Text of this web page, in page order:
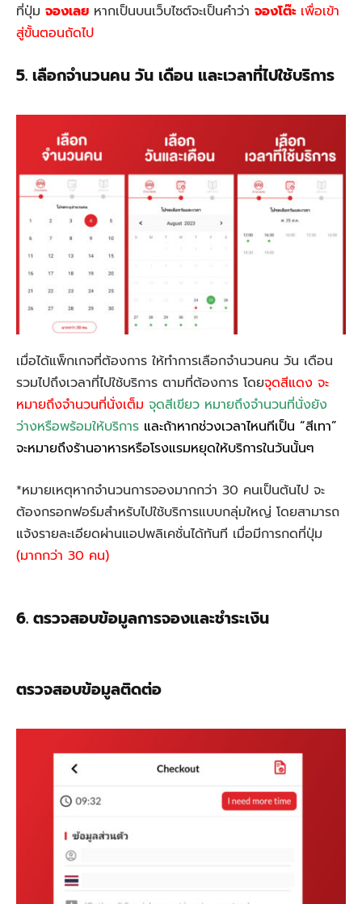
ที่ปุ่ม จองเลย หากเป็นบนเว็บไซต์จะเป็นคำว่า จองโต๊ะ เพื่อเข้า
สู่ขั้นตอนถัดไป
5. เลือกจำนวนคน วัน เดือน และเวลาที่ไปใช้บริการ
เมื่อได้แพ็กเกจที่ต้องการ ให้ทำการเลือกจำนวนคน วัน เดือน
รวมไปถึงเวลาที่ไปใช้บริการ ตามที่ต้องการ โดยจุดสีแดง จะ
หมายถึงจำนวนที่นั่งเต็ม จุดสีเขียว หมายถึงจำนวนที่นั่งยัง
ว่างหรือพร้อมให้บริการ และถ้าหากช่วงเวลาไหนทีเป็น “สีเทา”
จะหมายถึงร้านอาหารหรือโรงแรมหยุดให้บริการในวันนั้นๆ
*หมายเหตุหากจำนวนการจองมากกว่า 30 คนเป็นต้นไป จะ
ต้องกรอกฟอร์มสำหรับไปใช้บริการแบบกลุ่มใหญ่ โดยสามารถ
แจ้งรายละเอียดผ่านแอปพลิเคชั่นได้ทันที เมื่อมีการกดที่ปุ่ม
(มากกว่า 30 คน)
6. ตรวจสอบข้อมูลการจองและชำระเงิน
ตรวจสอบข้อมูลติดต่อ